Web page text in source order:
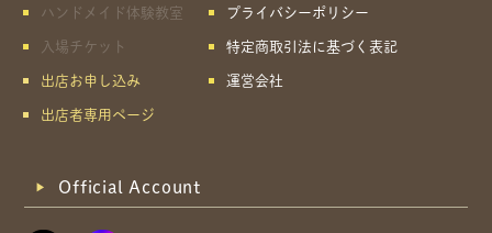
ハンドメイド体験教室
入場チケット
出店お申し込み
出店者専用ページ
プライバシーポリシー
特定商取引法に基づく表記
運営会社
Official Account